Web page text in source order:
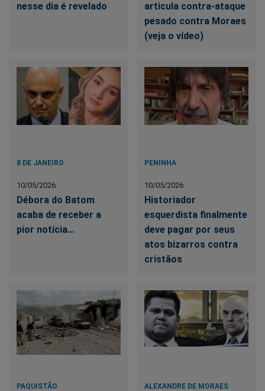
nesse dia é revelado
articula contra-ataque
pesado contra Moraes
(veja o vídeo)
8 DE JANEIRO
10/05/2026
Débora do Batom
acaba de receber a
pior notícia...
PENINHA
10/05/2026
Historiador
esquerdista finalmente
deve pagar por seus
atos bizarros contra
cristãos
PAQUISTÃO ALEXANDRE DE MORAES